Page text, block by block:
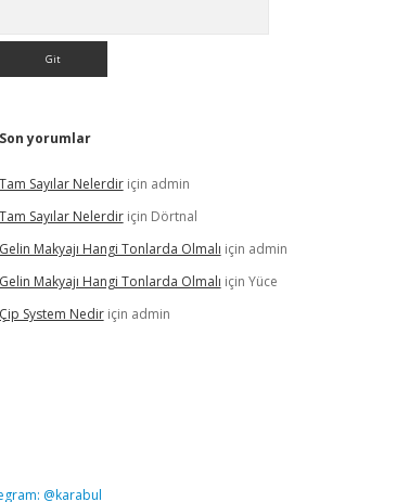
Son yorumlar
Tam Sayılar Nelerdiriçin admin
Tam Sayılar Nelerdiriçin Dörtnal
Gelin Makyajı Hangi Tonlarda Olmalı için admin
Gelin Makyajı Hangi Tonlarda Olmalı için Yüce
Çip System Nediriçin admin
@karabul